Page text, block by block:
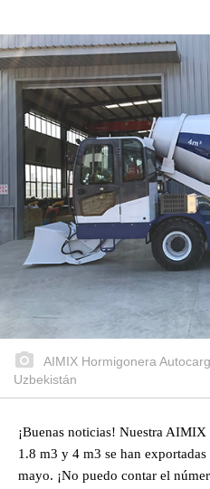
AIMIX Hormigonera
Uzbekistán
¡Buenas noticias! Nuestra AIMIX
1.8 m3 y 4 m3 se han
mayo. ¡No puedo contar el